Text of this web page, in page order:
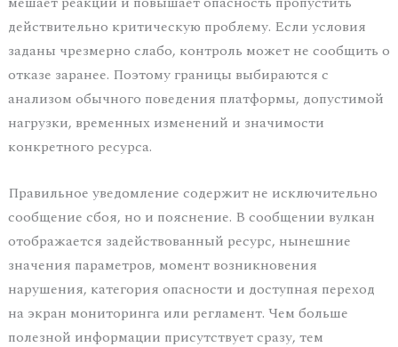
действительно критическую проблему. Если условия
заданы чрезмерно слабо, контроль может не сообщить о
отказе заранее. Поэтому границы выбираются с
анализом обычного поведения платформы, допустимой
нагрузки, временных изменений и значимости
конкретного ресурса.
Правильное уведомление содержит не исключительно
сообщение сбоя, но и пояснение. В сообщении вулкан
отображается задействованный ресурс, нынешние
значения параметров, момент возникновения
нарушения, категория опасности и доступная переход
на экран мониторинга или регламент. Чем больше
полезной информации присутствует сразу, тем